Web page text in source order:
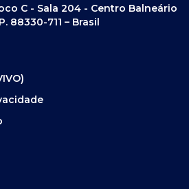
C - Sala 204 - Centro Balneário
88330-711 – Brasil